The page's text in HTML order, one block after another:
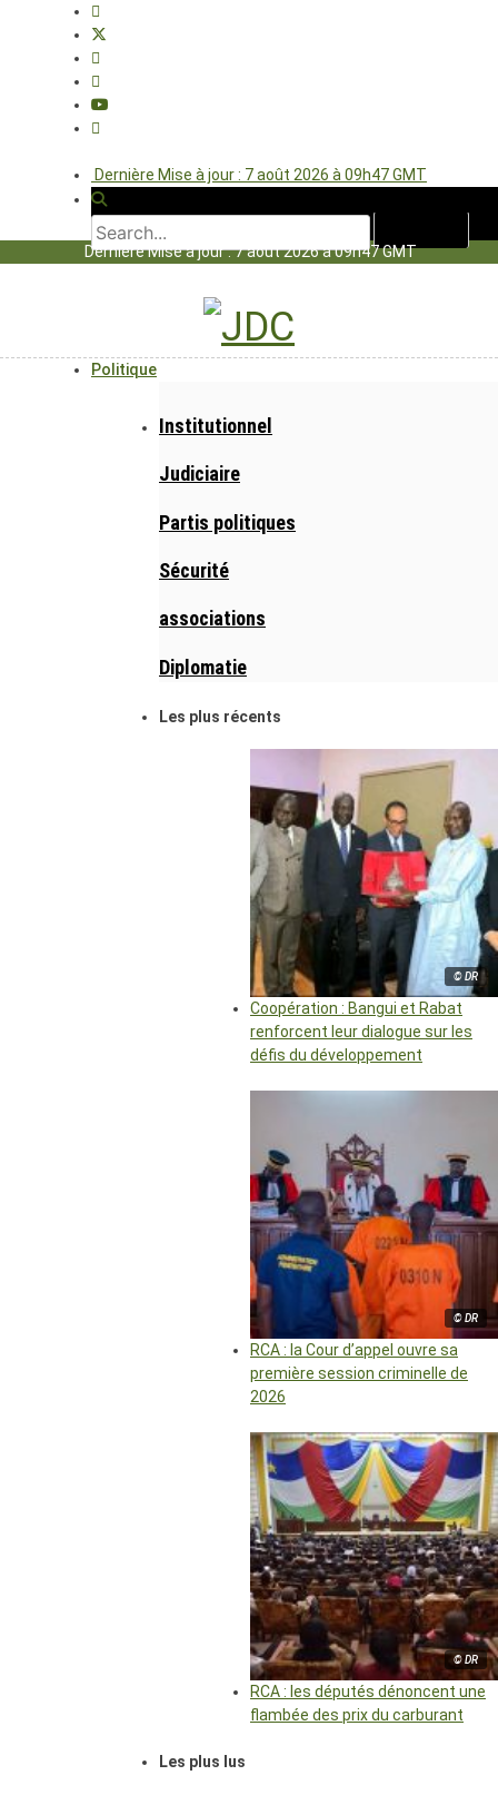
Dernière Mise à jour : 7 août 2026 à 09h47 GMT
Dernière Mise à jour : 7 août 2026 à 09h47 GMT
Politique
Institutionnel
Judiciaire
Partis politiques
Sécurité
associations
Diplomatie
Les plus récents
© DR
Coopération : Bangui et Rabat
renforcent leur dialogue sur les
défis du développement
© DR
RCA : la Cour d’appel ouvre sa
première session criminelle de
2026
© DR
RCA : les députés dénoncent une
flambée des prix du carburant
Les plus lus